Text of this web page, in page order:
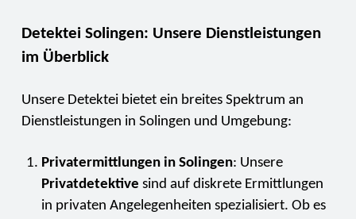
Detektei Solingen: Unsere Dienstleistungen
im Überblick
Unsere Detektei bietet ein breites Spektrum an
Dienstleistungen in Solingen und Umgebung:
Privatermittlungen in Solingen: Unsere
Privatdetektive sind auf diskrete Ermittlungen
in privaten Angelegenheiten spezialisiert. Ob es